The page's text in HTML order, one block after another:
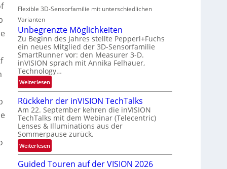
s
-
B
-
R
u
n
d
e
n
e
w
s
‘
Flexible 3D-Sensorfamilie mit unterschiedlichen
Varianten
Unbegrenzte Möglichkeiten
Zu Beginn des Jahres stellte Pepperl+Fuchs
ein neues Mitglied der 3D-Sensorfamilie
SmartRunner vor: den Measurer 3-D.
inVISION sprach mit Annika Felhauer,
Technology…
Weiterlesen:
U
n
b
e
g
r
e
Rückkehr der inVISION TechTalks
Am 22. September kehren die inVISION
TechTalks mit dem Webinar (Telecentric)
Lenses & Illuminations aus der
Sommerpause zurück.
Weiterlesen:
R
ü
Guided Touren auf der VISION 2026